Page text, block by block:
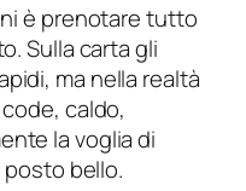
è prenotare tutto
Sulla carta gli
ma nella realtà
caldo,
la voglia di
bello.